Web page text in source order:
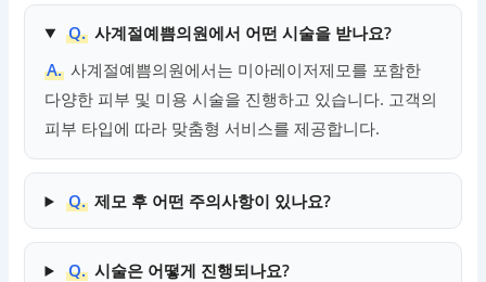
Q. 사계절예쁨의원에서 어떤 시술을 받나요?
A. 사계절예쁨의원에서는 미아레이저제모를 포함한
다양한 피부 및 미용 시술을 진행하고 있습니다. 고객의
피부 타입에 따라 맞춤형 서비스를 제공합니다.
Q. 제모 후 어떤 주의사항이 있나요?
Q. 시술은 어떻게 진행되나요?